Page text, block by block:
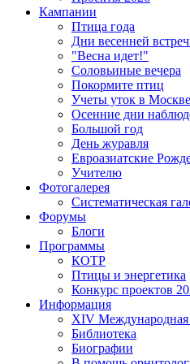
Кампании
Птица года
Дни весенней
"Весна идет!"
Соловьиные вечера
Покормите птиц
Учеты уток в
Осенние дни
Большой год
День журавля
Евроазиатские
Учителю
Фотогалерея
Систематическая
Форумы
Блоги
Программы
КОТР
Птицы и энергетика
Конкурс проектов
Информация
XIV Международная
Библиотека
Биографии